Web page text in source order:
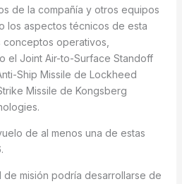
de la compañía y otros equipos
los aspectos técnicos de esta
operativos,
el Joint Air-to-Surface Standoff
Ship Missile de Lockheed
Missile de Kongsberg
de al menos una de estas
misión podría desarrollarse de